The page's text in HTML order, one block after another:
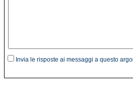
Invia le risposte ai messaggi a questo